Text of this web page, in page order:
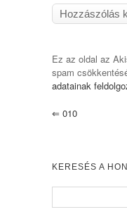
Ez az oldal az
spam
adatainak
⇐ 010
KERESÉS A